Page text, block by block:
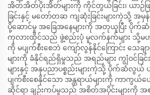
အိတ်အိတ်ပိုးအိတ်များကို ကိုင်တွယ်ခြင်း၊ ယာဉ်
ခြင်းနှင့် မတော်တဆ ကျဆုံးခြင်းများကဲ့
ပို့ဆောင်မှု အခြေအနေများကို အတုယူပြီး ပိုက်
ကုလားထိုင်သည် ဖွဲ့စည်းပုံ မူလက်နက်များ သို့မဟု
ကို မပျက်စီးစေဘဲ ကျော်လွန်နိုင်ကြောင်း သေချ
များကို ခံနိုင်ရည်ရှိမှုသည် အရည်များ ကျွံဝင်ခြင်း
များနှင့် အနုပညာပစ္စည်းများကဲ့သို့ ပိုက်ဆံလွယ်
ပျက်စီးစေနိုင်သော အန္တရာယ်များကို ကာကွယ်
ဆိုင်ရာ ချဉ်းကပ်မှုသည် အစိတ်အပိုင်းများကို အ